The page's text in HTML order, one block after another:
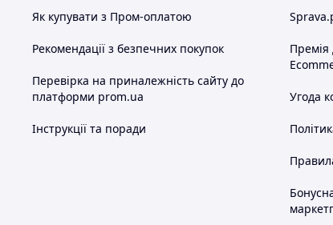
Як купувати з Пром-оплатою
Рекомендації з безпечних покупок
Перевірка на приналежність сайту до
платформи prom.ua
Інструкції та поради
Премія
Угода